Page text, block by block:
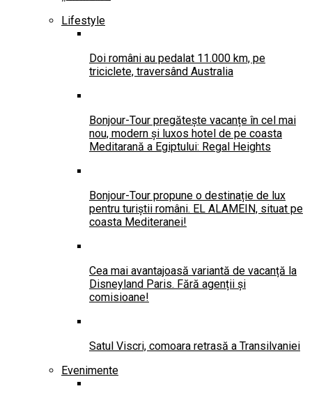
Lifestyle
Doi români au pedalat 11.000 km, pe
triciclete, traversând Australia
Bonjour-Tour pregătește vacanțe în cel mai
nou, modern și luxos hotel de pe coasta
Meditarană a Egiptului: Regal Heights
Bonjour-Tour propune o destinație de lux
pentru turiștii români. EL ALAMEIN, situat pe
coasta Mediteranei!
Cea mai avantajoasă variantă de vacanță la
Disneyland Paris. Fără agenții și
comisioane!
Satul Viscri, comoara retrasă a Transilvaniei
Evenimente